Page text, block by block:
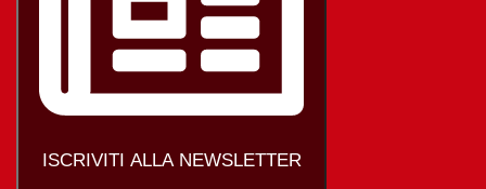
ISCRIVITI ALLA NEWSLETTER